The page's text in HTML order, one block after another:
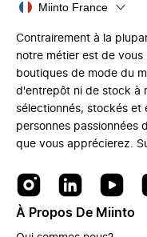
Miinto France
Contrairement à la
notre métier est de vous
boutiques de mode du
d'entrepôt ni de stock à
sélectionnés, stockés et
personnes passionnées
que vous apprécierez.
À Propos De Miinto